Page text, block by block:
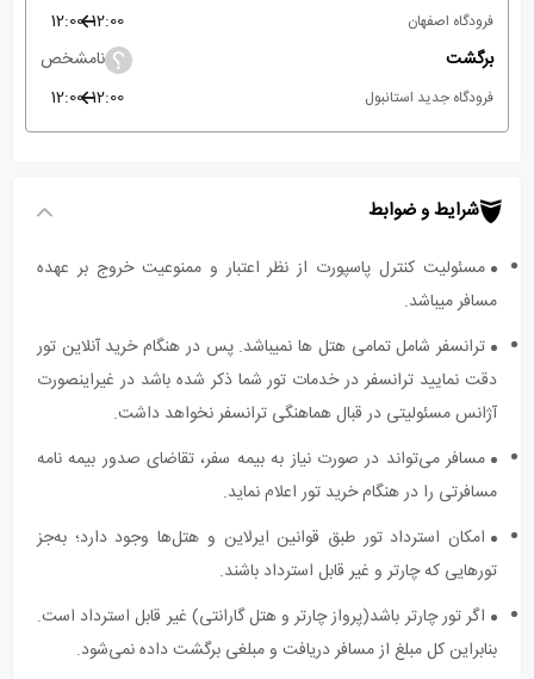
فرودگاه اصفهان 12:00
12:00
برگشت
نامشخص
فرودگاه جدید استانبول 12:00
12:00
شرایط و ضوابط
مسئولیت کنترل پاسپورت از نظر اعتبار و ممنوعیت خروج بر عهده
مسافر میباشد.
ترانسفر شامل تمامی هتل ها نمیباشد. پس در هنگام خرید آنلاین تور
دقت نمایید ترانسفر در خدمات تور شما ذکر شده باشد در غیراینصورت
آژانس مسئولیتی در قبال هماهنگی ترانسفر نخواهد داشت.
مسافر می‌تواند در صورت نیاز به بیمه سفر، تقاضای صدور بیمه نامه
مسافرتی را در هنگام خرید تور اعلام نماید.
امکان استرداد تور طبق قوانین ایرلاین و هتل‌ها وجود دارد؛ به‌جز
تورهایی که چارتر و غیر قابل استرداد باشند.
اگر تور چارتر باشد(پرواز چارتر و هتل گارانتی) غیر قابل استرداد است.
بنابراین کل مبلغ از مسافر دریافت و مبلغی برگشت داده نمی‌شود.